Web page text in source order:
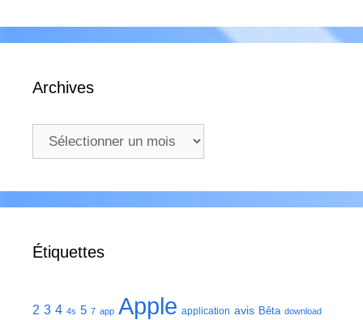
Archives
Archives
Étiquettes
2 3 4 4s 5 7 app Apple application avis Bêta download